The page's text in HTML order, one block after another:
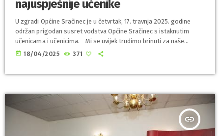
najuspješnije učenike
U zgradi Općine Sračinec je u četvrtak, 17. travnja 2025. godine
održan prigodan susret vodstva Općine Sračinec s istaknutim
učenicama i učenicima. - Mi se uvijek trudimo brinuti za naše
najuspješnije mještane, a posebno nam je drago da ovi mladi ljudi
today 18/04/2025 371
insert_link